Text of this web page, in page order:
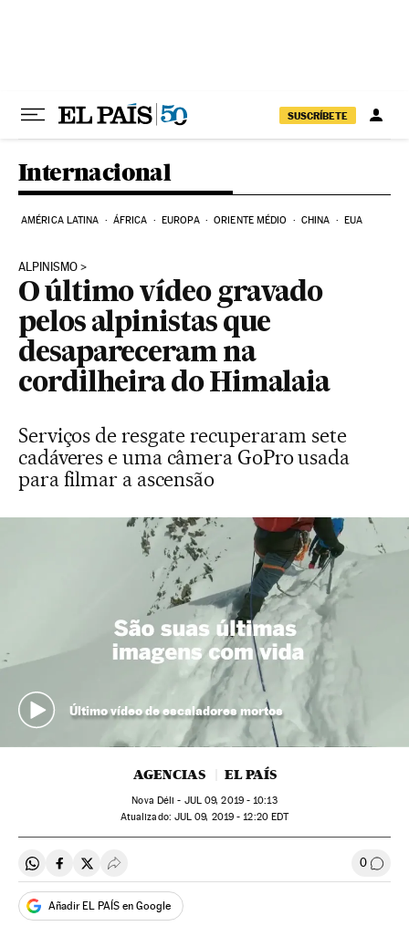
SUSCRÍBETE
Internacional
AMÉRICA LATINA ÁFRICA EUROPA ORIENTE MÉDIO CHINA EUA
ALPINISMO
O último vídeo gravado
pelos alpinistas que
desapareceram na
cordilheira do Himalaia
Serviços de resgate recuperaram sete
cadáveres e uma câmera GoPro usada
para filmar a ascensão
Último vídeo de escaladores mortos
AGENCIAS EL PAÍS
Nova Déli - JUL09, 2019 - 10:13
atualizado: JUL 09, 2019 - 12:20EDT
Compartir en Whatsapp
Compartir en Facebook
Compartir en Twitter
Desplegar Redes Sociales 0
Añadir EL PAÍS en Google